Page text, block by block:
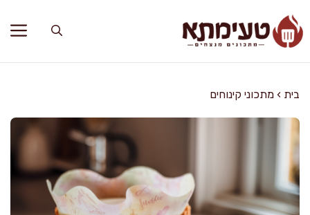
לתוכן
בית › מתכוני קינוחים